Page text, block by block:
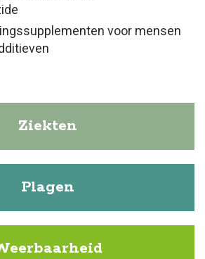
voor mensen
Ziekten
Plagen